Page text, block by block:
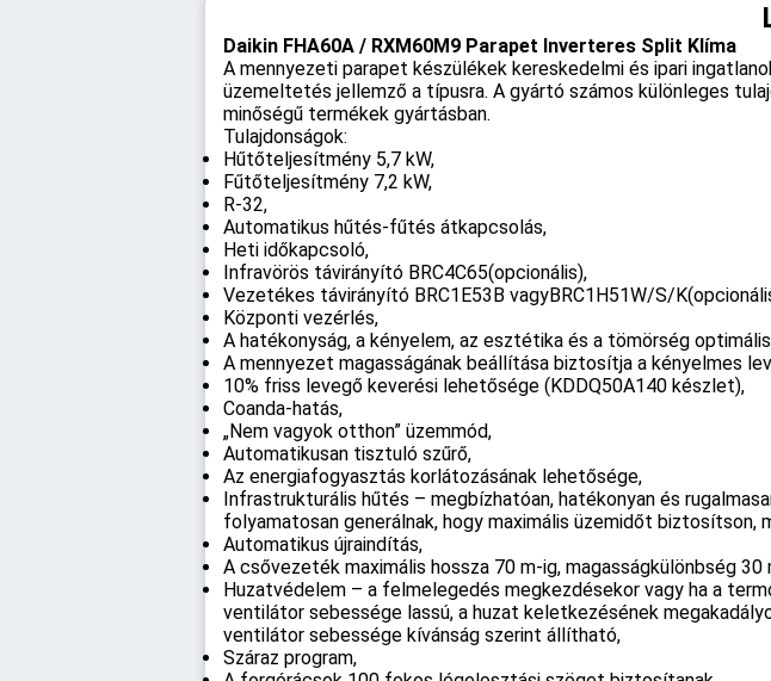
Daikin FHA60A / RXM60M9 Parapet Inverteres Split Klíma
A mennyezeti parapet készülékek kereskedelmi és ipari
üzemeltetés jellemző a típusra. A gyártó számos különleges
minőségű termékek gyártásban.
Tulajdonságok:
Hűtőteljesítmény 5,7 kW,
Fűtőteljesítmény 7,2 kW,
R-32,
Automatikus hűtés-fűtés átkapcsolás,
Heti időkapcsoló,
Infravörös távirányító BRC4C65(opcionális),
Vezetékes távirányító BRC1E53B vagyBRC1H51W/S/
Központi vezérlés,
A hatékonyság, a kényelem, az esztétika és a tömörség
A mennyezet magasságának beállítása biztosítja a kényelmes
10% friss levegő keverési lehetősége (KDDQ50A140 készlet),
Coanda-hatás,
„Nem vagyok otthon” üzemmód,
Automatikusan tisztuló szűrő,
Az energiafogyasztás korlátozásának lehetősége,
Infrastrukturális hűtés – megbízhatóan, hatékonyan és
folyamatosan generálnak, hogy maximális üzemidőt biztosítson,
Automatikus újraindítás,
A csővezeték maximális hossza 70 m-ig, magasságkülönbség 30
Huzatvédelem – a felmelegedés megkezdésekor vagy ha a
ventilátor sebessége lassú, a huzat keletkezésének
ventilátor sebessége kívánság szerint állítható,
Száraz program,